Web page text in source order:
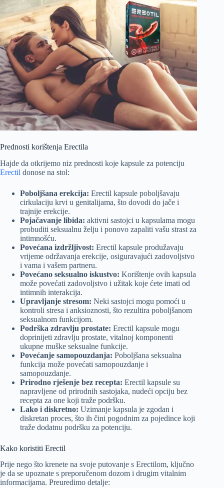
Prednosti korištenja Erectila
Hajde da otkrijemo niz prednosti koje kapsule za potenciju
Erectil donose na stol:
Poboljšana erekcija: Erectil kapsule poboljšavaju
cirkulaciju krvi u genitalijama, što dovodi do jače i
trajnije erekcije.
Pojačavanje libida: aktivni sastojci u kapsulama mogu
probuditi seksualnu želju i ponovo zapaliti vašu strast za
intimnošću.
Povećana izdržljivost: Erectil kapsule produžavaju
vrijeme održavanja erekcije, osiguravajući zadovoljstvo
i vama i vašem partneru.
Povećano seksualno iskustvo: Korištenje ovih kapsula
može povećati zadovoljstvo i užitak koje ćete imati od
intimnih interakcija.
Upravljanje stresom: Neki sastojci mogu pomoći u
kontroli stresa i anksioznosti, što rezultira poboljšanom
seksualnom funkcijom.
Podrška zdravlju prostate: Erectil kapsule mogu
doprinijeti zdravlju prostate, vitalnoj komponenti
ukupne muške seksualne funkcije.
Povećanje samopouzdanja: Poboljšana seksualna
funkcija može povećati samopouzdanje i
samopouzdanje.
Prirodno rješenje bez recepta: Erectil kapsule su
napravljene od prirodnih sastojaka, nudeći opciju bez
recepta za one koji traže podršku.
Lako i diskretno: Uzimanje kapsula je zgodan i
diskretan proces, što ih čini pogodnim za pojedince koji
traže dodatnu podršku za potenciju.
Kako koristiti Erectil
Prije nego što krenete na svoje putovanje s Erectilom, ključno
je da se upoznate s preporučenom dozom i drugim vitalnim
informacijama. Preuredimo detalje: